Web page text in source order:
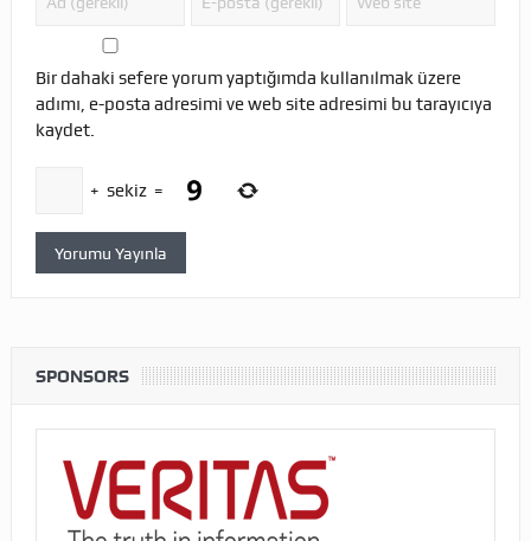
Bir dahaki sefere yorum yaptığımda kullanılmak üzere
adımı, e-posta adresimi ve web site adresimi bu tarayıcıya
kaydet.
+ sekiz =
SPONSORS